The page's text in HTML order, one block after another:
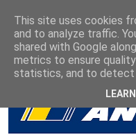
This site uses cookies
and to analyze traffic.
shared with Google
metrics to ensure
statistics, and to detect